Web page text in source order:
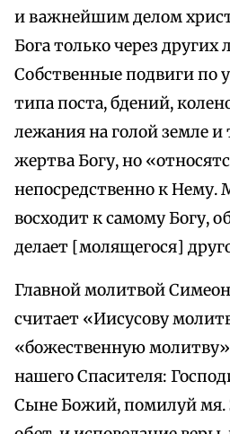
и важнейшим делом
Бога только через других
Собственные подвиги по
типа поста, бдений,
лежания на голой земле и
жертва Богу, но
непосредственно к Нему.
восходит к самому Богу,
делает [молящегося]
Главной молитвой
считает «Иисусову
«божественную
нашего Спасителя:
Сыне Божий, помилуй мя.